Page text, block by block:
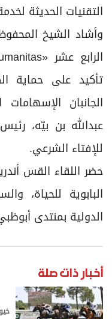
التقنيات الحديثة
وأشاد الشيخ
تأكيد على حماية
الجانبان
عبدالله بن بيّه،
للإفتاء الشرعي.
حضر اللقاء القس
البابوية للحياة،
الدولية بمنتدى
أخبار ذات صلة